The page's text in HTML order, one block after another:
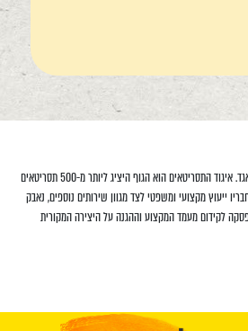
במקצוע בודד כמו כתיבה, חייבים להתאגד. איגוד התסריטאים הוא הגוף היציג ליותר מ-500 תסריטאים
ייעוץ מקצועי ומשפטי לצד מגוון שירותים נוספים, נאבק
לקידום מעמד המקצוע וההגנה על היצירה המקורית